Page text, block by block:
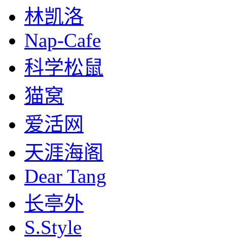
林凯洛
Nap-Cafe
科学松鼠
猫窝
爱活网
天涯海阁
Dear Tang
长亭外
S.Style